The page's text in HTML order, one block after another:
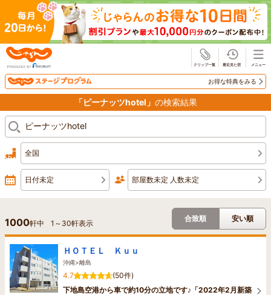
お得な特典をみる
「ピーナッツhotel」 の検索結果
全国
日付未定 部屋数未定 人数未定
1000軒中 1 ～ 30軒表示
合致順 安い順
ＨＯＴＥＬ Ｋｕｕ
沖縄>離島
4.7
(50件)
下地島空港から車で約10分の立地です♪「2022年2月新築